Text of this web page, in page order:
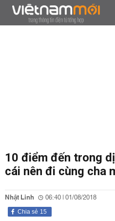
10 điểm đến trong
cái nên đi cùng cha
Nhật Linh 06:40 | 01/08/2018
15
Chia sẻ